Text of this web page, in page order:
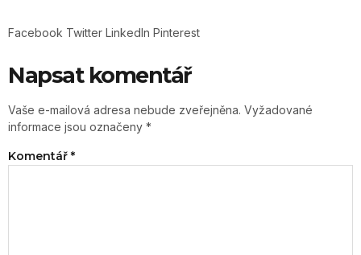
Facebook Twitter LinkedIn Pinterest
Napsat komentář
Vaše e-mailová adresa nebude zveřejněna. Vyžadované
informace jsou označeny *
Komentář *